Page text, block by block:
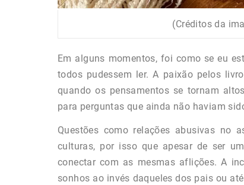
(Créditos da
Em alguns momentos, foi como se eu
todos pudessem ler. A paixão pelos
quando os pensamentos se tornam
para perguntas que ainda não haviam
Questões como relações abusivas no
culturas, por isso que apesar de ser
conectar com as mesmas aflições. A
sonhos ao invés daqueles dos pais ou